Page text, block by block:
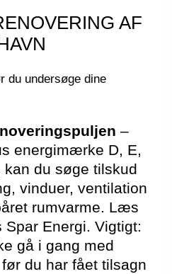
AF
du undersøge dine
–
energimærke D, E,
kan du søge tilskud
vinduer, ventilation
rumvarme. Læs
Spar Energi. Vigtigt:
gå i gang med
du har fået tilsagn